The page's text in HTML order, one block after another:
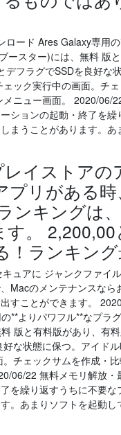
ード Ares Galaxy専用
スター)には、無料 版
フラグでSSDを良好な
ック実行中の画面。チ
ニュー画面。 2020/06/
ションの起動・終了を
まうことがあります。
イストアの
リがある
ンキングは
。
ランキン
ュアに ジャンクファイ
Macのメンテナンスな
すことができます。
**よりパワフル**なプラ
版と有料版があり、有
な状態に保つ。アイド
チェックサムを作成・
06/22 無料メモリ解放・
を繰り返すうちに不要
。あまりソフトを起動